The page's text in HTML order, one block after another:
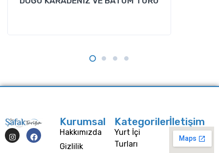
Kurumsal
Hakkımızda
Gizlilik
Kategoriler
Yurt İçi
Turları
İletişim